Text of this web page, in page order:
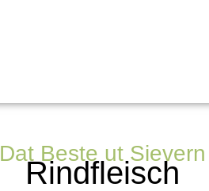
Dat Beste ut Sievern
Rindfleisch